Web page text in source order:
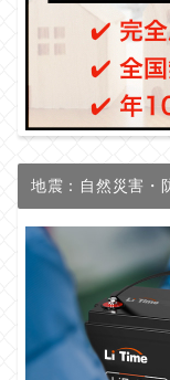
地震：自然災害・